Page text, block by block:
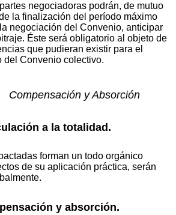
negociadoras podrán, de mutuo
la finalización del período máximo
negociación del Convenio, anticipar
Éste será obligatorio al objeto de
que pudieran existir para el
del Convenio colectivo.
Compensación y Absorción
a la totalidad.
forman un todo orgánico
de su aplicación práctica, serán
y absorción.